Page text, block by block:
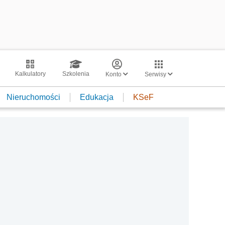
Kalkulatory Szkolenia Konto Serwisy
Nieruchomości Edukacja KSeF